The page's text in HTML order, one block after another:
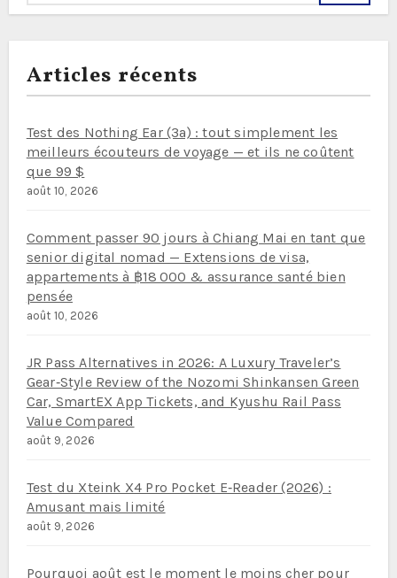
Articles récents
Test des Nothing Ear (3a) : tout simplement les
meilleurs écouteurs de voyage — et ils ne coûtent
que 99 $
août 10, 2026
Comment passer 90 jours à Chiang Mai en tant que
senior digital nomad — Extensions de visa,
appartements à ฿18 000 & assurance santé bien
pensée
août 10, 2026
JR Pass Alternatives in 2026: A Luxury Traveler’s
Gear‑Style Review of the Nozomi Shinkansen Green
Car, SmartEX App Tickets, and Kyushu Rail Pass
Value Compared
août 9, 2026
Test du Xteink X4 Pro Pocket E‑Reader (2026) :
Amusant mais limité
août 9, 2026
Pourquoi août est le moment le moins cher pour